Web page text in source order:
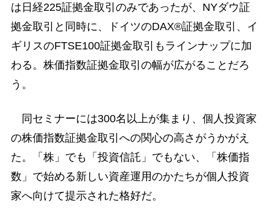
は日経225証拠金取引のみであったが、NYダウ証
拠金取引と同時に、ドイツのDAX®証拠金取引、イ
ギリスのFTSE100証拠金取引もラインナップに加
わる。株価指数証拠金取引の幅が広がることだろ
う。
同セミナーには300名以上が集まり、個人投資家
の株価指数証拠金取引への関心の高さがうかがえ
た。「株」でも「投資信託」でもない、「株価指
数」で始める新しい資産運用のかたちが個人投資
家へ向けて提示された格好だ。